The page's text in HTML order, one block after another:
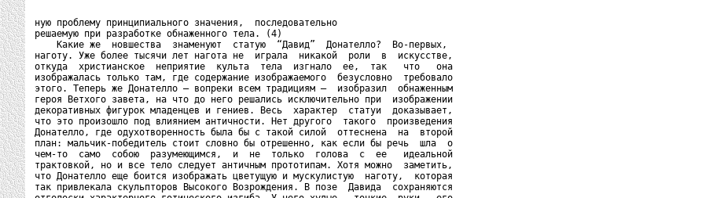
ную проблему принципиального значения,  последовательно
решаемую при разработке обнаженного тела. (4)
    Какие же  новшества  знаменуют  статую  “Давид”  Донателло?  Во-первых,
наготу. Уже более тысячи лет нагота не  играла  никакой  роли  в  искусстве,
откуда  христианское  неприятие  культа  тела  изгнало  ее,  так   что   она
изображалась только там, где содержание изображаемого  безусловно  требовало
этого. Теперь же Донателло – вопреки всем традициям –  изобразил  обнаженным
героя Ветхого завета, на что до него решались исключительно при  изображении
декоративных фигурок младенцев и гениев. Весь  характер  статуи  доказывает,
что это произошло под влиянием античности. Нет другого  такого  произведения
Донателло, где одухотворенность была бы с такой силой  оттеснена  на  второй
план: мальчик-победитель стоит словно бы отрешенно, как если бы речь  шла  о
чем-то  само  собою  разумеющимся,  и  не  только  голова  с  ее   идеальной
трактовкой, но и все тело следует античным прототипам. Хотя можно  заметить,
что Донателло еще боится изображать цветущую и мускулистую  наготу,  которая
так привлекала скульпторов Высокого Возрождения. В позе  Давида  сохраняются